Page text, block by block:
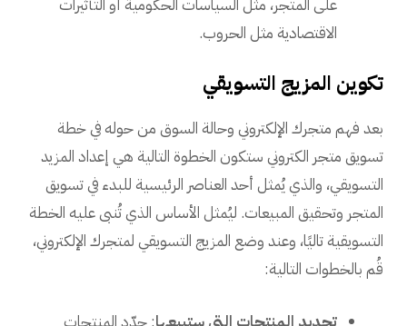
على المتجر، مثل السياسات الحكومية أو التأثيرات
الاقتصادية مثل الحروب.
تكوين المزيج التسويقي
بعد فهم متجرك الإلكتروني وحالة السوق من حوله في خطة
تسويق متجر الكتروني ستكون الخطوة التالية هي إعداد المزيد
التسويقي، والذي يُمثل أحد العناصر الرئيسية للبدء في تسويق
المتجر وتحقيق المبيعات. ليُمثل الأساس الذي تُنبى عليه الخطة
التسويقية تاليًا، وعند وضع المزيج التسويقي لمتجرك الإلكتروني،
قُم بالخطوات التالية: